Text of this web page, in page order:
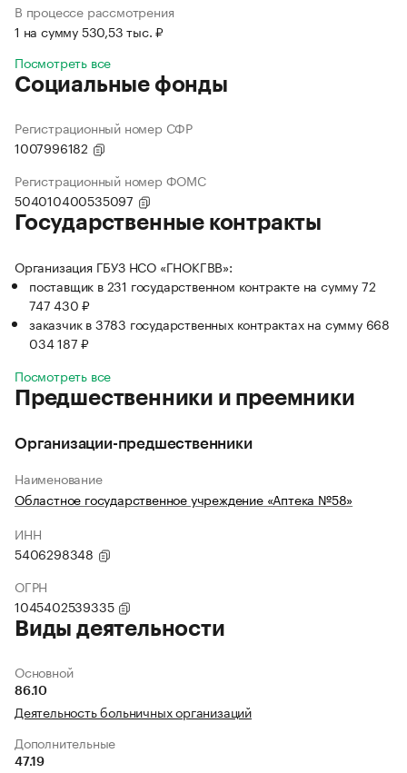
В процессе рассмотрения
1 на сумму 530,53 тыс. ₽
Посмотреть все
Социальные фонды
Регистрационный номер СФР
1007996182
Регистрационный номер ФОМС
504010400535097
Государственные контракты
Организация ГБУЗ НСО «ГНОКГВВ»:
поставщик в 231 государственном контракте на сумму 72
747 430 ₽
заказчик в 3783 государственных контрактах на сумму 668
034 187 ₽
Посмотреть все
Предшественники и преемники
Организации-предшественники
Наименование
Областное государственное учреждение «Аптека №58»
ИНН
5406298348
ОГРН
1045402539335
Виды деятельности
Основной
86.10
Деятельность больничных организаций
Дополнительные
47.19